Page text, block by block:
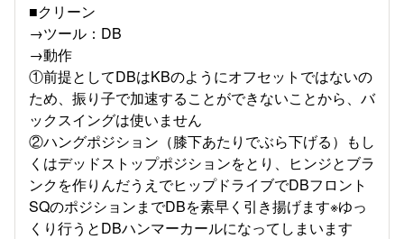
■クリーン
→ツール：DB
→動作
①前提としてDBはKBのようにオフセットではないの
ため、振り子で加速することができないことから、バ
ックスイングは使いません
②ハングポジション（膝下あたりでぶら下げる）もし
くはデッドストップポジションをとり、ヒンジとブラ
ンクを作りんだうえでヒップドライブでDBフロント
SQのポジションまでDBを素早く引き揚げます※ゆっ
くり行うとDBハンマーカールになってしまいます